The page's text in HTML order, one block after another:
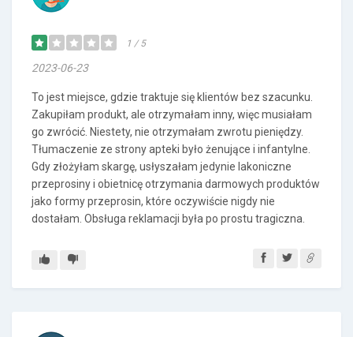
1 / 5
2023-06-23
To jest miejsce, gdzie traktuje się klientów bez szacunku.
Zakupiłam produkt, ale otrzymałam inny, więc musiałam
go zwrócić. Niestety, nie otrzymałam zwrotu pieniędzy.
Tłumaczenie ze strony apteki było żenujące i infantylne.
Gdy złożyłam skargę, usłyszałam jedynie lakoniczne
przeprosiny i obietnicę otrzymania darmowych produktów
jako formy przeprosin, które oczywiście nigdy nie
dostałam. Obsługa reklamacji była po prostu tragiczna.